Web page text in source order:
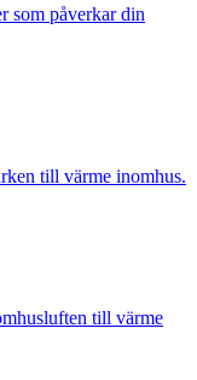
som påverkar din
till värme inomhus.
till värme